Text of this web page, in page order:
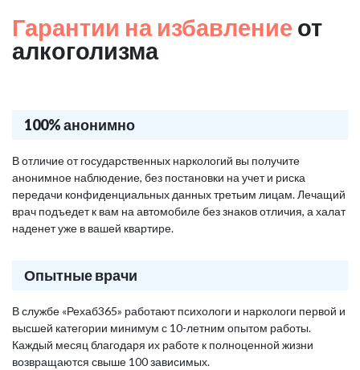
Гарантии на избавление от
алкоголизма
100% анонимно
В отличие от государственных наркологий вы получите
анонимное наблюдение, без постановки на учет и риска
передачи конфиденциальных данных третьим лицам. Лечащий
врач подъедет к вам на автомобиле без знаков отличия, а халат
наденет уже в вашей квартире.
Опытные врачи
В службе «Рехаб365» работают психологи и наркологи первой и
высшей категории минимум с 10-летним опытом работы.
Каждый месяц благодаря их работе к полноценной жизни
возвращаются свыше 100 зависимых.